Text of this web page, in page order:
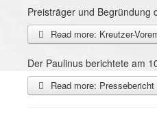
Preisträger und Begründung
Read more: Kreutzer-
Der Paulinus berichtete am
Read more: Pressebericht